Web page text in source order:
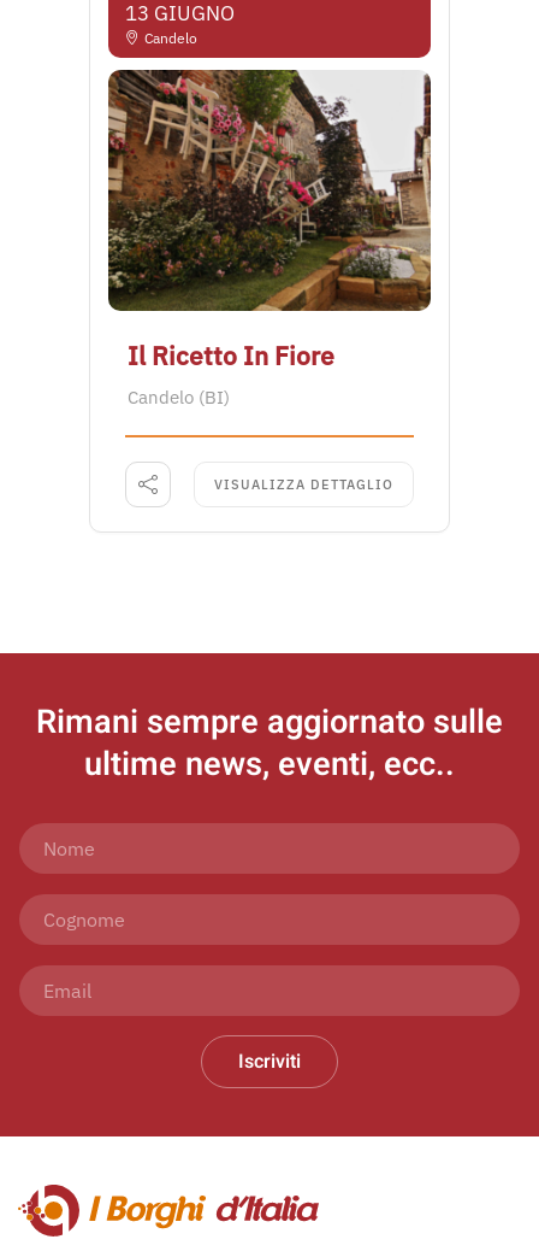
13 GIUGNO
Candelo
Il Ricetto In Fiore
Candelo (BI)
VISUALIZZA DETTAGLIO
Rimani sempre aggiornato sulle
ultime news, eventi, ecc..
Iscriviti